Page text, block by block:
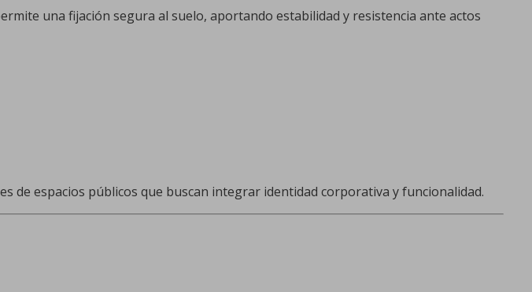
una fijación segura al suelo, aportando estabilidad y resistencia ante actos
de espacios públicos que buscan integrar identidad corporativa y funcionalidad.